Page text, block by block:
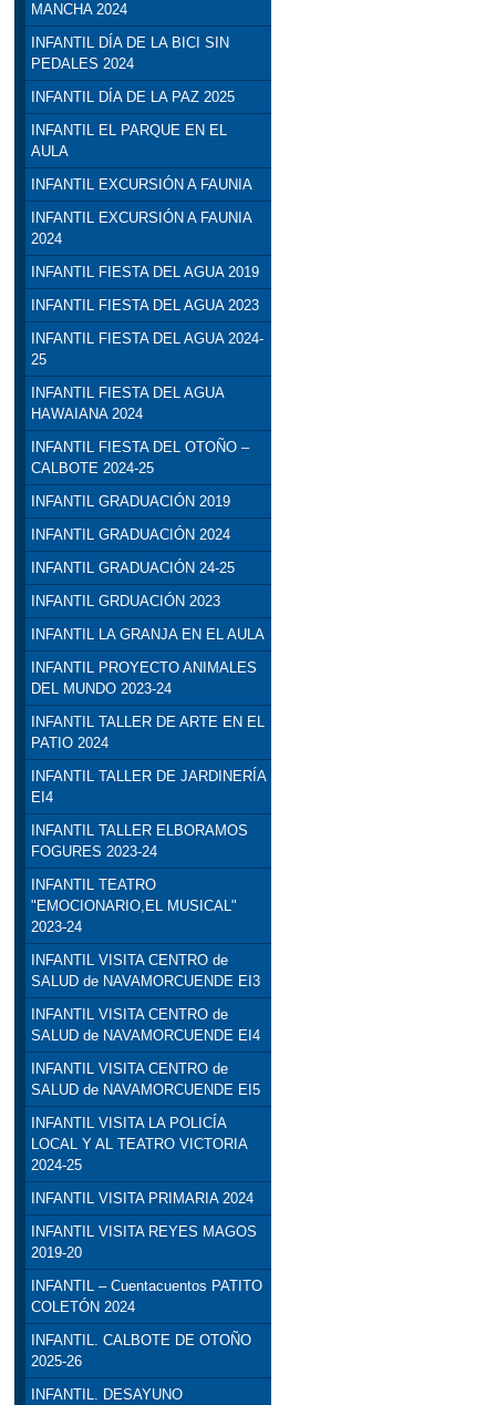
MANCHA 2024
INFANTIL DÍA DE LA BICI SIN
PEDALES 2024
INFANTIL DÍA DE LA PAZ 2025
INFANTIL EL PARQUE EN EL
AULA
INFANTIL EXCURSIÓN A FAUNIA
INFANTIL EXCURSIÓN A FAUNIA
2024
INFANTIL FIESTA DEL AGUA 2019
INFANTIL FIESTA DEL AGUA 2023
INFANTIL FIESTA DEL AGUA 2024-
25
INFANTIL FIESTA DEL AGUA
HAWAIANA 2024
INFANTIL FIESTA DEL OTOÑO –
CALBOTE 2024-25
INFANTIL GRADUACIÓN 2019
INFANTIL GRADUACIÓN 2024
INFANTIL GRADUACIÓN 24-25
INFANTIL GRDUACIÓN 2023
INFANTIL LA GRANJA EN EL AULA
INFANTIL PROYECTO ANIMALES
DEL MUNDO 2023-24
INFANTIL TALLER DE ARTE EN EL
PATIO 2024
INFANTIL TALLER DE JARDINERÍA
EI4
INFANTIL TALLER ELBORAMOS
FOGURES 2023-24
INFANTIL TEATRO
"EMOCIONARIO,EL MUSICAL"
2023-24
INFANTIL VISITA CENTRO de
SALUD de NAVAMORCUENDE EI3
INFANTIL VISITA CENTRO de
SALUD de NAVAMORCUENDE EI4
INFANTIL VISITA CENTRO de
SALUD de NAVAMORCUENDE EI5
INFANTIL VISITA LA POLICÍA
LOCAL Y AL TEATRO VICTORIA
2024-25
INFANTIL VISITA PRIMARIA 2024
INFANTIL VISITA REYES MAGOS
2019-20
INFANTIL – Cuentacuentos PATITO
COLETÓN 2024
INFANTIL. CALBOTE DE OTOÑO
2025-26
INFANTIL. DESAYUNO